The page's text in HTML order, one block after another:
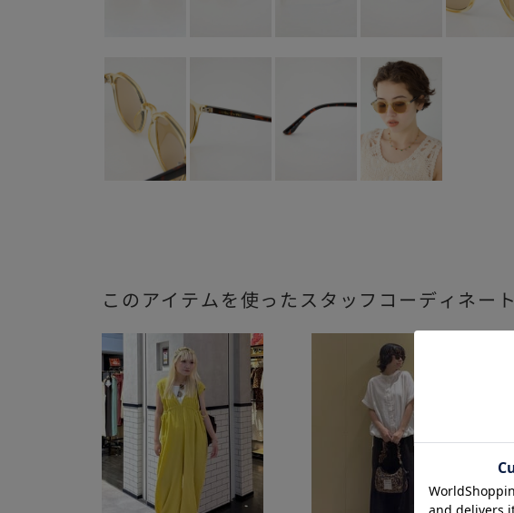
このアイテムを使ったスタッフコーディネート